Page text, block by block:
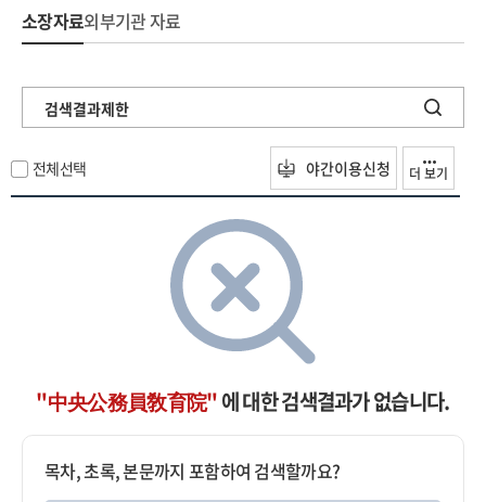
소장자료외부기관 자료
검색결과제한
전체선택 야간이용신청 더 보기
"中央公務員敎育院"에 대한 검색결과가 없습니다.
목차, 초록, 본문까지 포함하여 검색할까요?